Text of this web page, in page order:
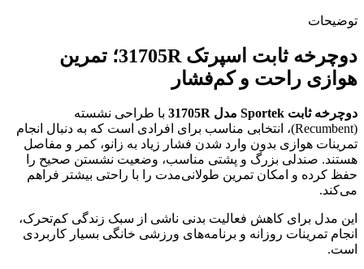
توضیحات
دوچرخه ثابت اسپرتک 31705R؛ تمرین
هوازی راحت و کم‌فشار
دوچرخه ثابت Sportek مدل 31705R
با طراحی نشسته
(Recumbent)، انتخابی مناسب برای افرادی است که به دنبال انجام
تمرینات هوازی بدون وارد شدن فشار زیاد به زانو، کمر و مفاصل
هستند. صندلی بزرگ و پشتی مناسب، وضعیت نشستن صحیح را
حفظ کرده و امکان تمرین طولانی‌مدت را با راحتی بیشتر فراهم
می‌کند.
این مدل برای کاهش فعالیت بدنی ناشی از سبک زندگی کم‌تحرک،
انجام تمرینات روزانه و برنامه‌های ورزشی خانگی بسیار کاربردی
است.